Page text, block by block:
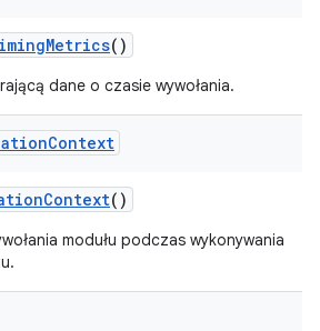
Metrics()
dane o czasie wywołania.
Context
Context()
modułu podczas wykonywania